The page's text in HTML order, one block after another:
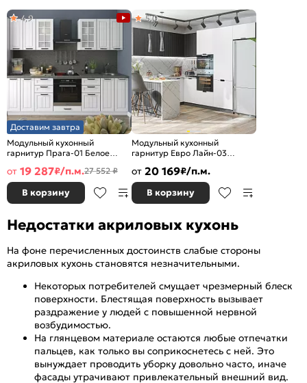
Доставим завтра
Модульный кухонный
гарнитур Прага-01 Белое
2140x2600x600
4,9
от 19 287₽/п.м.27 552 ₽
В корзину
Модульный кухонный
гарнитур Евро Лайн-03
2140x2400/2690x600
5,0
от 20 169₽/п.м.
В корзину
Недостатки акриловых кухонь
На фоне перечисленных достоинств слабые стороны
акриловых кухонь становятся незначительными.
Некоторых потребителей смущает чрезмерный блеск
поверхности. Блестящая поверхность вызывает
раздражение у людей с повышенной нервной
возбудимостью.
На глянцевом материале остаются любые отпечатки
пальцев, как только вы соприкоснетесь с ней. Это
вынуждает проводить уборку довольно часто, иначе
фасады утрачивают привлекательный внешний вид.